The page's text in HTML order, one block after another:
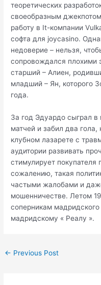
теоретических
своеобразным
работу в It-компании
софта для joycasino.
недоверие – нельзя,
сопровождался плохими
старший – Алиен,
младший – Ян, которого
года.
За год Эдуардо сыграл в
матчей и забил два
клубном лазарете с
аудитории развивать
стимулирует
сожалению, такая
частыми жалобами и
мошенничестве. Летом
соперникам мадридского
мадридскому « Реалу ».
← Previous Post